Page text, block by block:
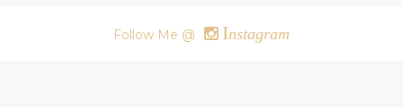
Follow Me @ Instagram